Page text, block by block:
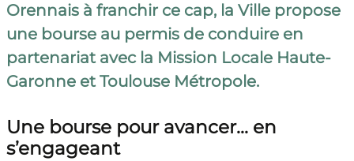
Orennais à franchir ce cap, la Ville propose
une bourse au permis de conduire en
partenariat avec la Mission Locale Haute-
Garonne et Toulouse Métropole.
Une bourse pour avancer… en
s’engageant